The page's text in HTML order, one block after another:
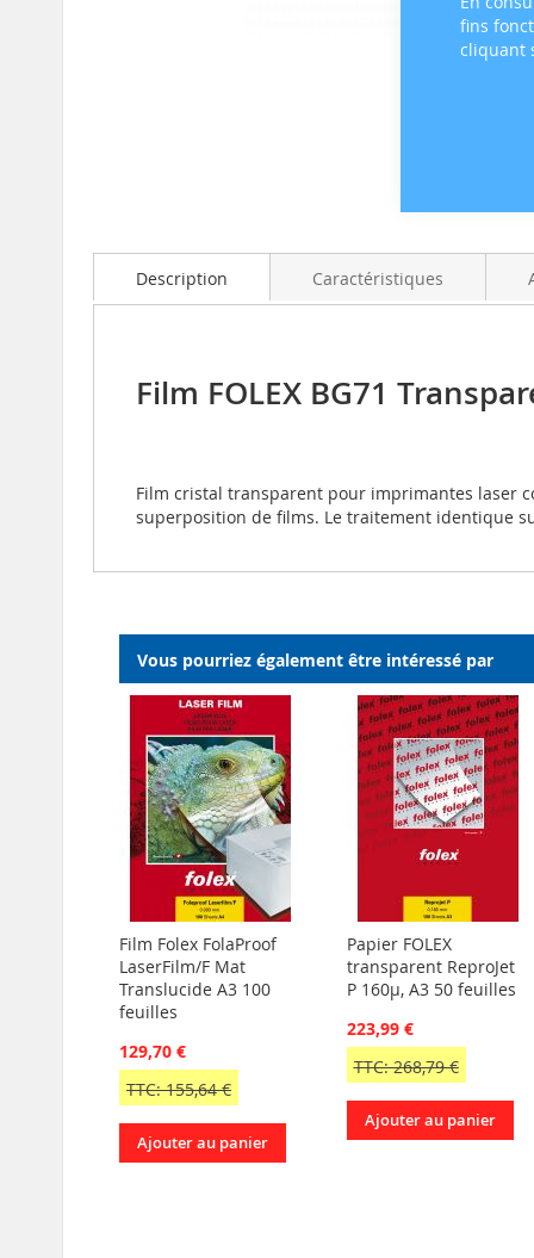
fins
cliquant
the
images
gallery
Description
Film FOLEX BG71
Film cristal transparent pour imprimantes laser
superposition de films. Le traitement identique
Caractéristiques
Vous pourriez également être intéressé par
Film Folex FolaProof
LaserFilm/F Mat
Translucide A3 100
feuilles
129,70 €
TTC: 155,64 €
Ajouter au panier
Papier FOLEX
transparent ReproJet
P 160µ, A3 50 feuilles
223,99 €
TTC: 268,79 €
Ajouter au panier